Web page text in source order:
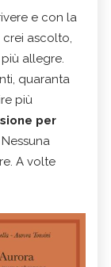
e con la
ascolto,
allegre.
quaranta
più
per
Nessuna
A volte